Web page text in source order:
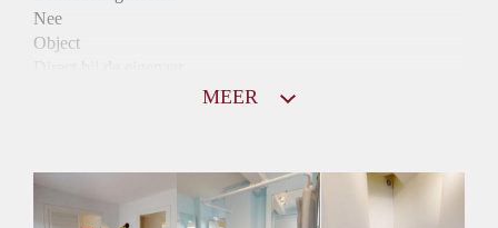
Nee
Object
Niet mogelijk
MEER